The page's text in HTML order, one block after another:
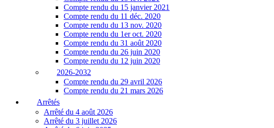
Compte rendu du 15 janvier 2021
Compte rendu du 11 déc. 2020
Compte rendu du 13 nov. 2020
Compte rendu du 1er oct. 2020
Compte rendu du 31 août 2020
Compte rendu du 26 juin 2020
Compte rendu du 12 juin 2020
2026-2032
Compte rendu du 29 avril 2026
Compte rendu du 21 mars 2026
Arrêtés
Arrêté du 4 août 2026
Arrêté du 3 juillet 2026